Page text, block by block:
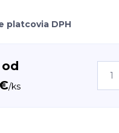
platcovia DPH
/ks